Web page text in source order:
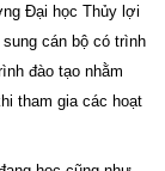
Đại học Thủy lợi
cán bộ có trình
đào tạo nhằm
tham gia các hoạt